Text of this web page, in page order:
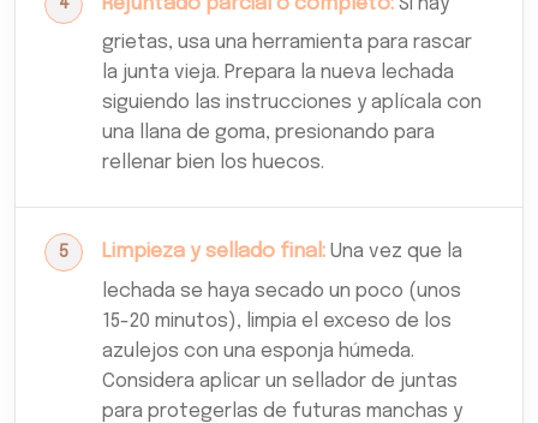
Rejuntado parcial o completo: Si hay
grietas, usa una herramienta para rascar
la junta vieja. Prepara la nueva lechada
siguiendo las instrucciones y aplícala con
una llana de goma, presionando para
rellenar bien los huecos.
Limpieza y sellado final: Una vez que la
lechada se haya secado un poco (unos
15-20 minutos), limpia el exceso de los
azulejos con una esponja húmeda.
Considera aplicar un sellador de juntas
para protegerlas de futuras manchas y